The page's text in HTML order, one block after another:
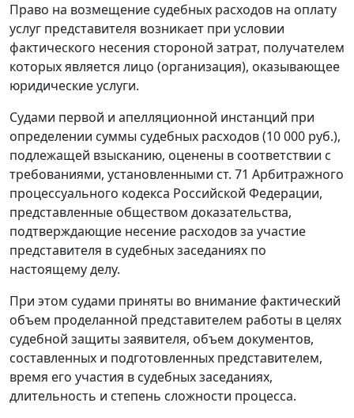
Право на возмещение судебных расходов на оплату
услуг представителя возникает при условии
фактического несения стороной затрат, получателем
которых является лицо (организация), оказывающее
юридические услуги.
Судами первой и апелляционной инстанций при
определении суммы судебных расходов (10 000 руб.),
подлежащей взысканию, оценены в соответствии с
требованиями, установленными ст. 71 Арбитражного
процессуального кодекса Российской Федерации,
представленные обществом доказательства,
подтверждающие несение расходов за участие
представителя в судебных заседаниях по
настоящему делу.
При этом судами приняты во внимание фактический
объем проделанной представителем работы в целях
судебной защиты заявителя, объем документов,
составленных и подготовленных представителем,
время его участия в судебных заседаниях,
длительность и степень сложности процесса.